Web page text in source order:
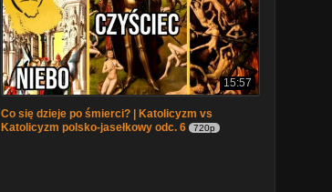
15:57
Co się dzieje po śmierci? | Katolicyzm vs
Katolicyzm polsko-jasełkowy odc. 6
720p